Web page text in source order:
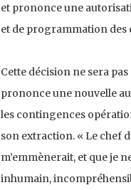
et prononce une
et de programmation des
Cette décision ne sera
prononce une nouvelle
les contingences
son extraction. « Le chef
m’emmènerait, et que je
inhumain,